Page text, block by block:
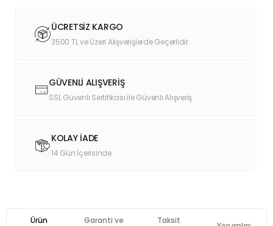
ÜCRETSİZ KARGO
3500 TL ve Üzeri Alışverişlerde Geçerlidir.
GÜVENLİ ALIŞVERİŞ
SSL Güvenli Sertifikası ile Güvenli Alışveriş
KOLAY İADE
14 Gün İçerisinde
Ürün
Garanti ve
Taksit